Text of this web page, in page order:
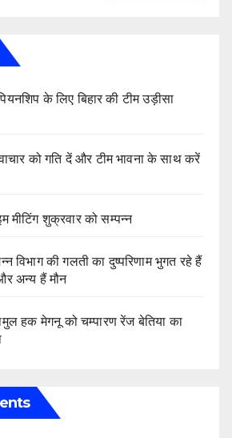
के लिए बिहार की टीम उड़ीसा
को गति दें और टीम भावना के साथ करें
मीटिंग शुक्रवार को सम्पन्न
विभाग की गलती का दुष्परिणाम भुगत रहे हैं
अन्य हैं मौन
हक मेगनू को चम्पारण रेंज बेतिया का